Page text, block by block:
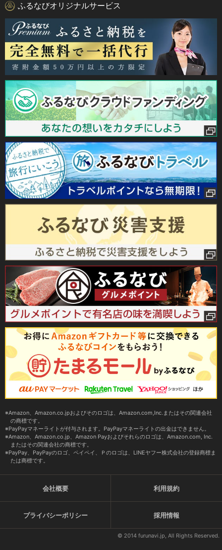
ふるなびオリジナルサービス
Amazon、Amazon.co.jpおよびそのロゴは、Amazon.com,Inc.またはその関連会社
の商標です。
PayPayマネーライトが付与されます。PayPayマネーライトの出金はできません。
Amazon、Amazon.co.jp、Amazon Payおよびそれらのロゴは、Amazon.com, Inc.
またはその関連会社の商標です。
PayPay、PayPayのロゴ、ペイペイ、Ｐのロゴは、LINEヤフー株式会社の登録商標ま
たは商標です。
会社概要 利用規約
プライバシーポリシー 採用情報
© 2014 furunavi.jp, All Rights Reserved.